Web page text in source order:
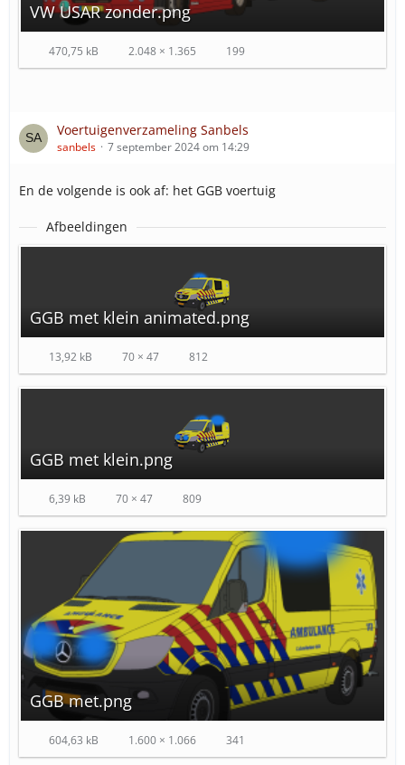
VW USAR zonder.png
470,75 kB 2.048 × 1.365 199
Voertuigenverzameling Sanbels
sanbels 7 september 2024 om 14:29
En de volgende is ook af: het GGB voertuig
Afbeeldingen
GGB met klein animated.png
13,92 kB 70 × 47 812
GGB met klein.png
6,39 kB 70 × 47 809
GGB met.png
604,63 kB 1.600 × 1.066 341